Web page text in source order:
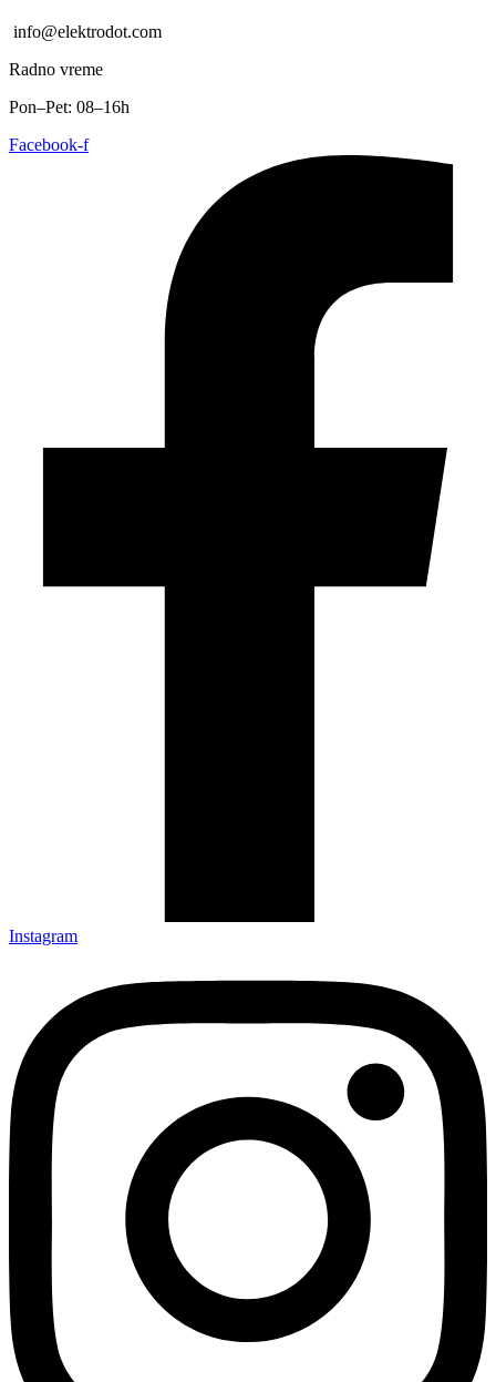
info@elektrodot.com
Radno vreme
Pon–Pet: 08–16h
Facebook-f
Instagram